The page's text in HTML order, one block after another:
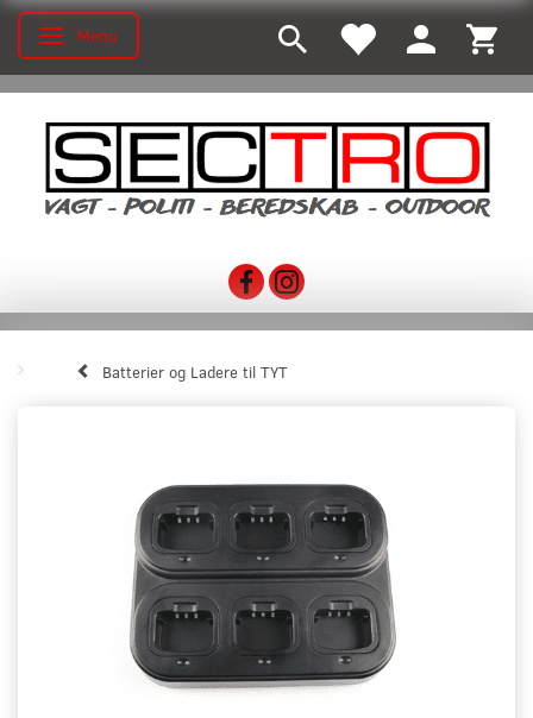
Toggle navigation
Menu
Batterier og Ladere til TYT